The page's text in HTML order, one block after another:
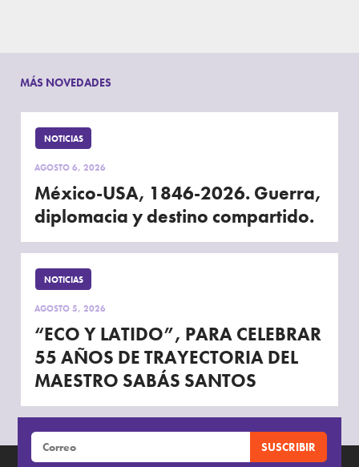
MÁS NOVEDADES
NOTICIAS
AGOSTO 6, 2026
México-USA, 1846-2026. Guerra,
diplomacia y destino compartido.
NOTICIAS
AGOSTO 5, 2026
“ECO Y LATIDO”, PARA CELEBRAR
55 AÑOS DE TRAYECTORIA DEL
MAESTRO SABÁS SANTOS